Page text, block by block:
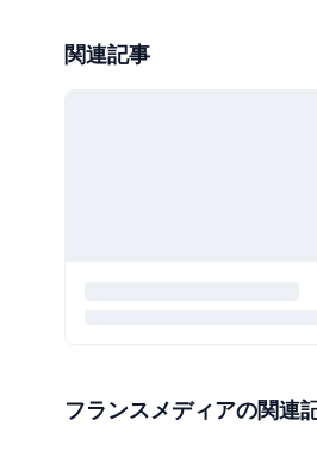
関連記事
フランスメディアの関連